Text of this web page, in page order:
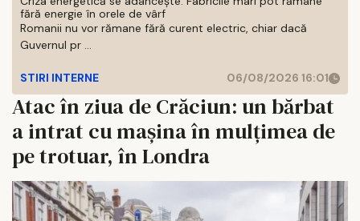
fără energie în orele de vârf
Romanii nu vor rămane fără curent electric, chiar dacă
Guvernul pr ...
STIRI INTERNE 06/08/2026 16:01
Atac în ziua de Crăciun: un bărbat
a intrat cu mașina în mulțimea de
pe trotuar, în Londra